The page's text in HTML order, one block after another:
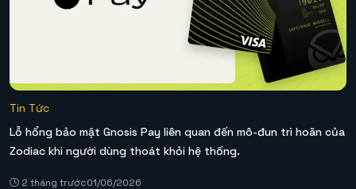
Tin Tức
Lỗ hổng bảo mật Gnosis Pay liên quan đến mô-đun trì hoãn của
Zodiac khi người dùng thoát khỏi hệ thống.
2 tháng trước01/06/2026